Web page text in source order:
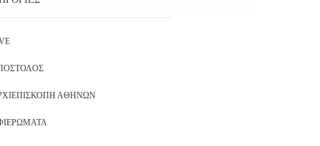
ΑΘΗΝΏΝ